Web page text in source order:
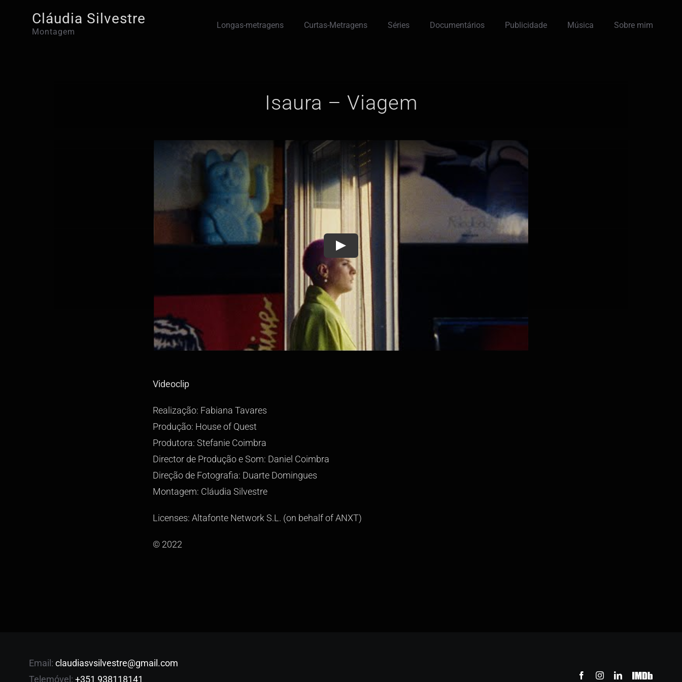
Cláudia Silvestre
Montagem
Longas-metragens Curtas-Metragens Séries Documentários Publicidade Música Sobre mim
Isaura – Viagem
Play
Videoclip
Realização: Fabiana Tavares
Produção: House of Quest
Produtora: Stefanie Coimbra
Director de Produção e Som: Daniel Coimbra
Direção de Fotografia: Duarte Domingues
Montagem: Cláudia Silvestre
Licenses: Altafonte Network S.L. (on behalf of ANXT)
© 2022
Email: claudiasvsilvestre@gmail.com
Telemóvel: +351 938118141